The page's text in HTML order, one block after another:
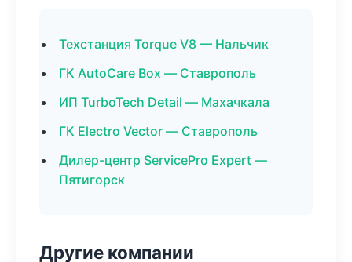
Техстанция Torque V8 — Нальчик
ГК AutoCare Box — Ставрополь
ИП TurboTech Detail — Махачкала
ГК Electro Vector — Ставрополь
Дилер-центр ServicePro Expert —
Пятигорск
Другие компании